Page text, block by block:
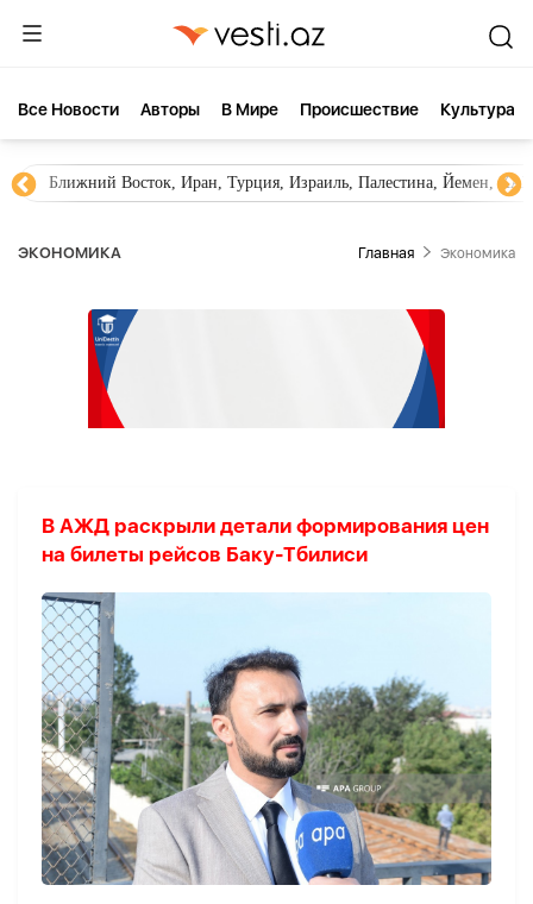
Все Новости Aвторы В Мире Происшествие Культура
Ближний Восток, Иран, Турция, Израиль, Палестина, Йемен,
ЭКОНОМИКА Главная Экономика
В АЖД раскрыли детали формирования цен
на билеты рейсов Баку-Тбилиси